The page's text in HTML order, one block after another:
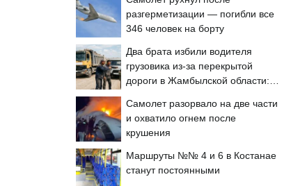
разгерметизации — погибли все
346 человек на борту
Два брата избили водителя
грузовика из-за перекрытой
дороги в Жамбылской области:
Самолет разорвало на две части
и охватило огнем после
крушения
Маршруты №№ 4 и 6 в Костанае
станут постоянными